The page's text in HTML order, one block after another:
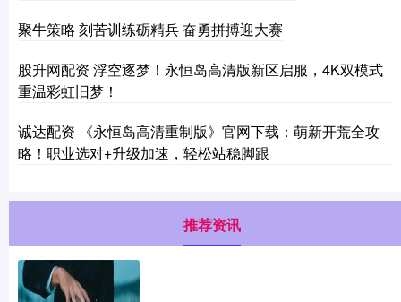
聚牛策略 刻苦训练砺精兵 奋勇拼搏迎大赛
股升网配资 浮空逐梦！永恒岛高清版新区启服，4K双模式
重温彩虹旧梦！
诚达配资 《永恒岛高清重制版》官网下载：萌新开荒全攻
略！职业选对+升级加速，轻松站稳脚跟
推荐资讯